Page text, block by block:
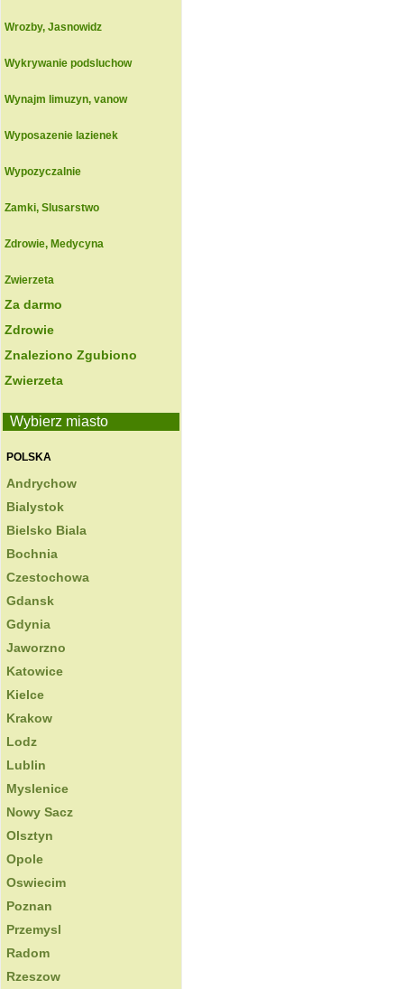
Wrozby, Jasnowidz
Wykrywanie podsluchow
Wynajm limuzyn, vanow
Wyposazenie lazienek
Wypozyczalnie
Zamki, Slusarstwo
Zdrowie, Medycyna
Zwierzeta
Za darmo
Zdrowie
Znaleziono Zgubiono
Zwierzeta
Wybierz miasto
POLSKA
Andrychow
Bialystok
Bielsko Biala
Bochnia
Czestochowa
Gdansk
Gdynia
Jaworzno
Katowice
Kielce
Krakow
Lodz
Lublin
Myslenice
Nowy Sacz
Olsztyn
Opole
Oswiecim
Poznan
Przemysl
Radom
Rzeszow